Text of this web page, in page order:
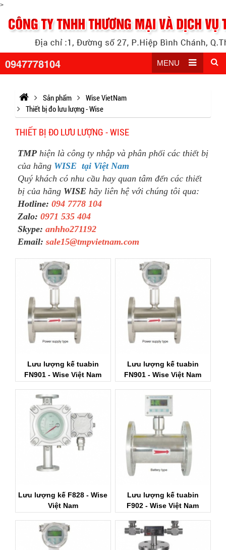
>
0947778104 MENU
Sản phẩm
Wise VietNam
Thiết bị đo lưu lượng - Wise
THIẾT BỊ ĐO LƯU LƯỢNG - WISE
TMP hiện là công ty nhập và phân phối các thiết bị
của hãng WISE tại Việt Nam
Quý khách có nhu cầu hay quan tâm đến các thiết
bị của hãng WISE hãy liên hệ với chúng tôi qua:
Hotline: 094 7778 104
Zalo: 0971 535 404
Skype: anhho271192
Email: sale15@tmpvietnam.com
Lưu lượng kế tuabin
FN901 - Wise Việt Nam
Lưu lượng kế tuabin
FN901 - Wise Việt Nam
Lưu lượng kế F828 - Wise
Việt Nam
Lưu lượng kế tuabin
F902 - Wise Việt Nam